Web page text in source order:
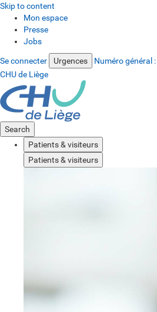
Skip to content
Mon espace
Presse
Jobs
Se connecter Urgences Numéro général :
CHU de Liège
Search
Patients & visiteurs
Patients & visiteurs